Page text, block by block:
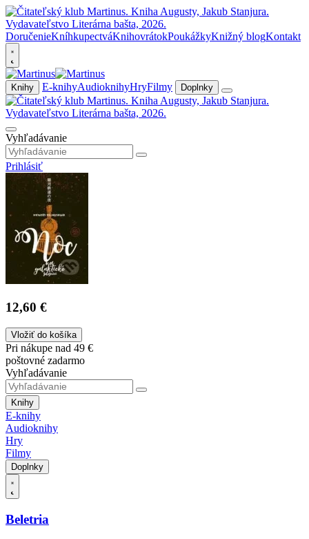
DoručenieKníhkupectváKnihovrátokPoukážkyKnižný blogKontakt
Knihy E-knihyAudioknihyHryFilmy Doplnky
Vyhľadávanie
Prihlásiť
12,60 €
Vložiť do košíka
Pri nákupe nad 49 €
poštovné zadarmo
Vyhľadávanie
Knihy
E-knihy
Audioknihy
Hry
Filmy
Doplnky
Beletria